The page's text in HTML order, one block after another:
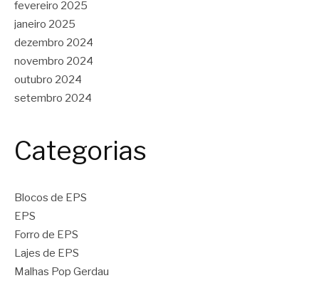
fevereiro 2025
janeiro 2025
dezembro 2024
novembro 2024
outubro 2024
setembro 2024
Categorias
Blocos de EPS
EPS
Forro de EPS
Lajes de EPS
Malhas Pop Gerdau